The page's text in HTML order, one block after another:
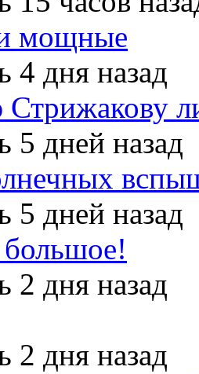
мощные
4 дня назад
5 дней назад
5 дней назад
2 дня назад
2 дня назад